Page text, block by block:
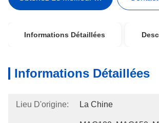
Informations Détaillées
Informations Détaillées
Lieu D'origine: La Chine